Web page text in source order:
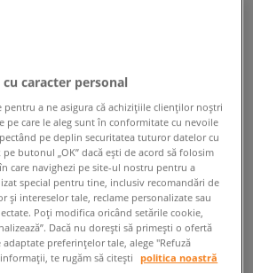
damă Nike Air Max 90 la
intrat definitiv în istoria modei, în primul rând
de amortizare. ÎncălțăminteaNike Air
în rândul pantofilor sport. A fost
70, iar astăzi reprezintă cel mai mare hit din
caracter personal
a ne asigura că achizițiile clienților noștri
pe care le aleg sunt în conformitate cu nevoile
pe deplin securitatea tuturor datelor cu
pe butonul „OK” dacă ești de acord să folosim
care navighezi pe site-ul nostru pentru a
special pentru tine, inclusiv recomandări de
și intereselor tale, reclame personalizate sau
Poți modifica oricând setările cookie,
Dacă nu dorești să primești o ofertă
preferințelor tale, alege "Refuză
te rugăm să citești
politica noastră